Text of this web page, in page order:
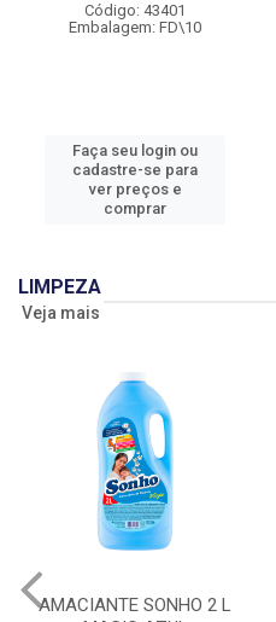
Código: 43401
Embalagem: FD\10
Faça seu login ou
cadastre-se para
ver preços e
comprar
LIMPEZA
Veja mais
AMACIANTE SONHO 2 L